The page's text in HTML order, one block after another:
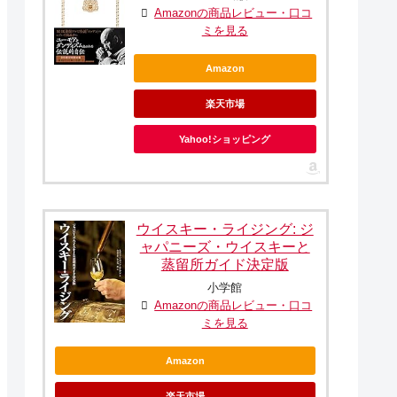
Amazonの商品レビュー・口コ
ミを見る
Amazon
楽天市場
Yahoo!ショッピング
ウイスキー・ライジング: ジ
ャパニーズ・ウイスキーと
蒸留所ガイド決定版
小学館
Amazonの商品レビュー・口コ
ミを見る
Amazon